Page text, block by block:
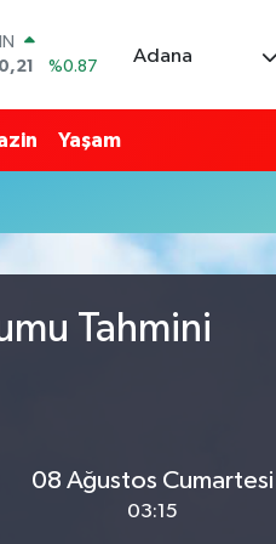
%0.87
Adana
Yaşam
Tahmini
08 Ağustos Cumartesi
03:15